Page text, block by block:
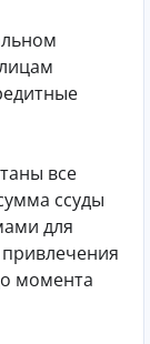
все
ссуды
для
момента